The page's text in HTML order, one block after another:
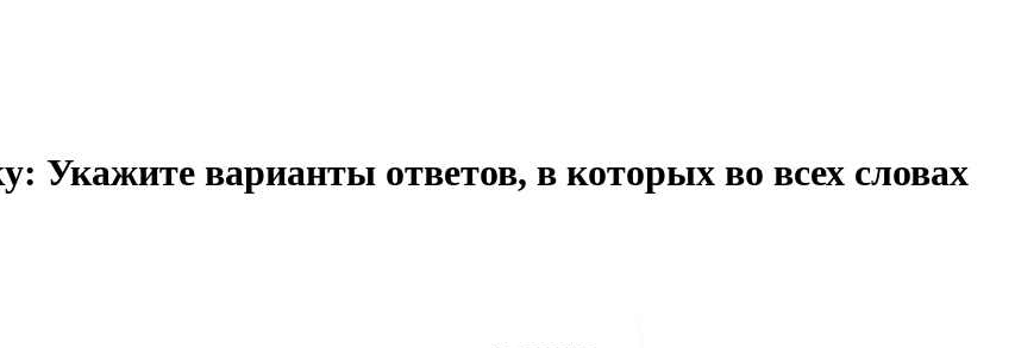
Укажите варианты ответов, в которых во всех словах